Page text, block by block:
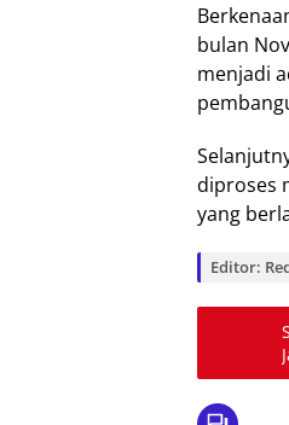
bulan
menjadi
diproses
yang
Editor: